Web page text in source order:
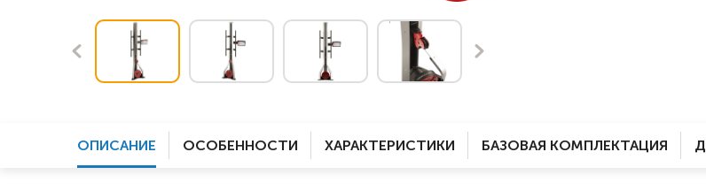
электроприводом
Скутеры
Оборудование с туалетом
колясок
Кислородное оборудование
Для бассейна
Для ванны
Для дома
ОПИСАНИЕ ОСОБЕННОСТИ ХАРАКТЕРИСТИКИ БАЗОВАЯ КОМПЛЕКТАЦИЯ